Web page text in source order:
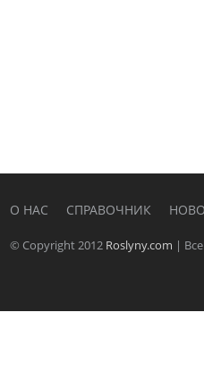
О НАС СПРАВОЧНИК
© Copyright 2012 Roslyny.com |